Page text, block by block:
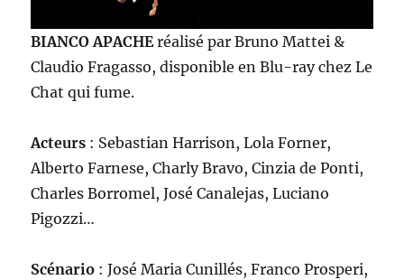
BIANCO APACHEréalisé par Bruno Mattei &
Claudio Fragasso, disponible en Blu-ray chez Le
Chat qui fume.
Acteurs : Sebastian Harrison, Lola Forner,
Alberto Farnese, Charly Bravo, Cinzia de Ponti,
Charles Borromel, José Canalejas, Luciano
Pigozzi…
Scénario : José Maria Cunillés, Franco Prosperi,